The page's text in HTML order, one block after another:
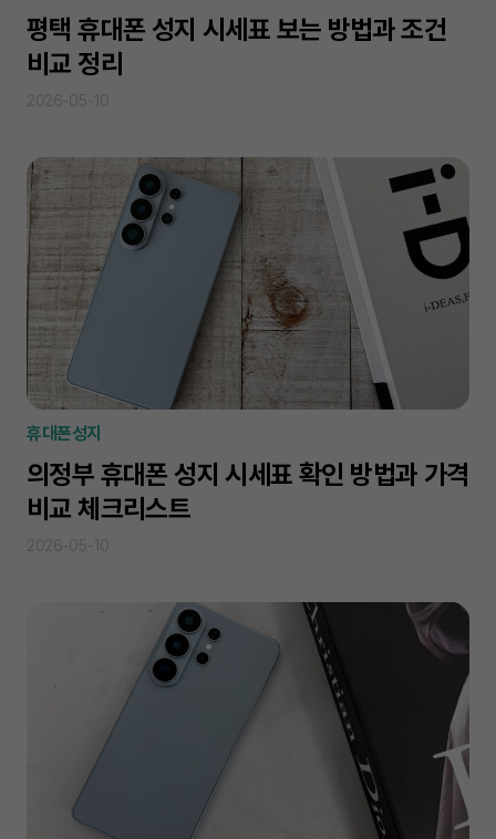
평택 휴대폰 성지 시세표 보는 방법과 조건
비교 정리
휴대폰성지
의정부 휴대폰 성지 시세표 확인 방법과 가격
비교 체크리스트